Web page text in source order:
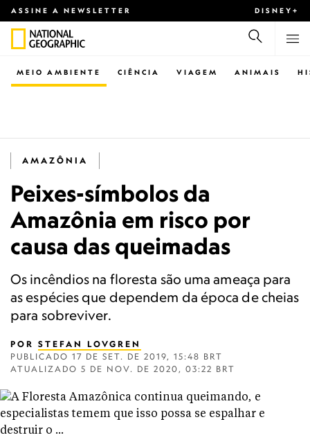
ASSINE A NEWSLETTER DISNEY+
CIÊNCIA VIAGEM ANIMAIS
MEIO AMBIENTE
AMAZÔNIA
Peixes-símbolos da
Amazônia em risco por
causa das queimadas
Os incêndios na floresta são uma ameaça para
as espécies que dependem da época de cheias
para sobreviver.
POR STEFAN LOVGREN
PUBLICADO 17 DE SET. DE 2019, 15:48 BRT
ATUALIZADO 5 DE NOV. DE 2020, 03:22 BRT